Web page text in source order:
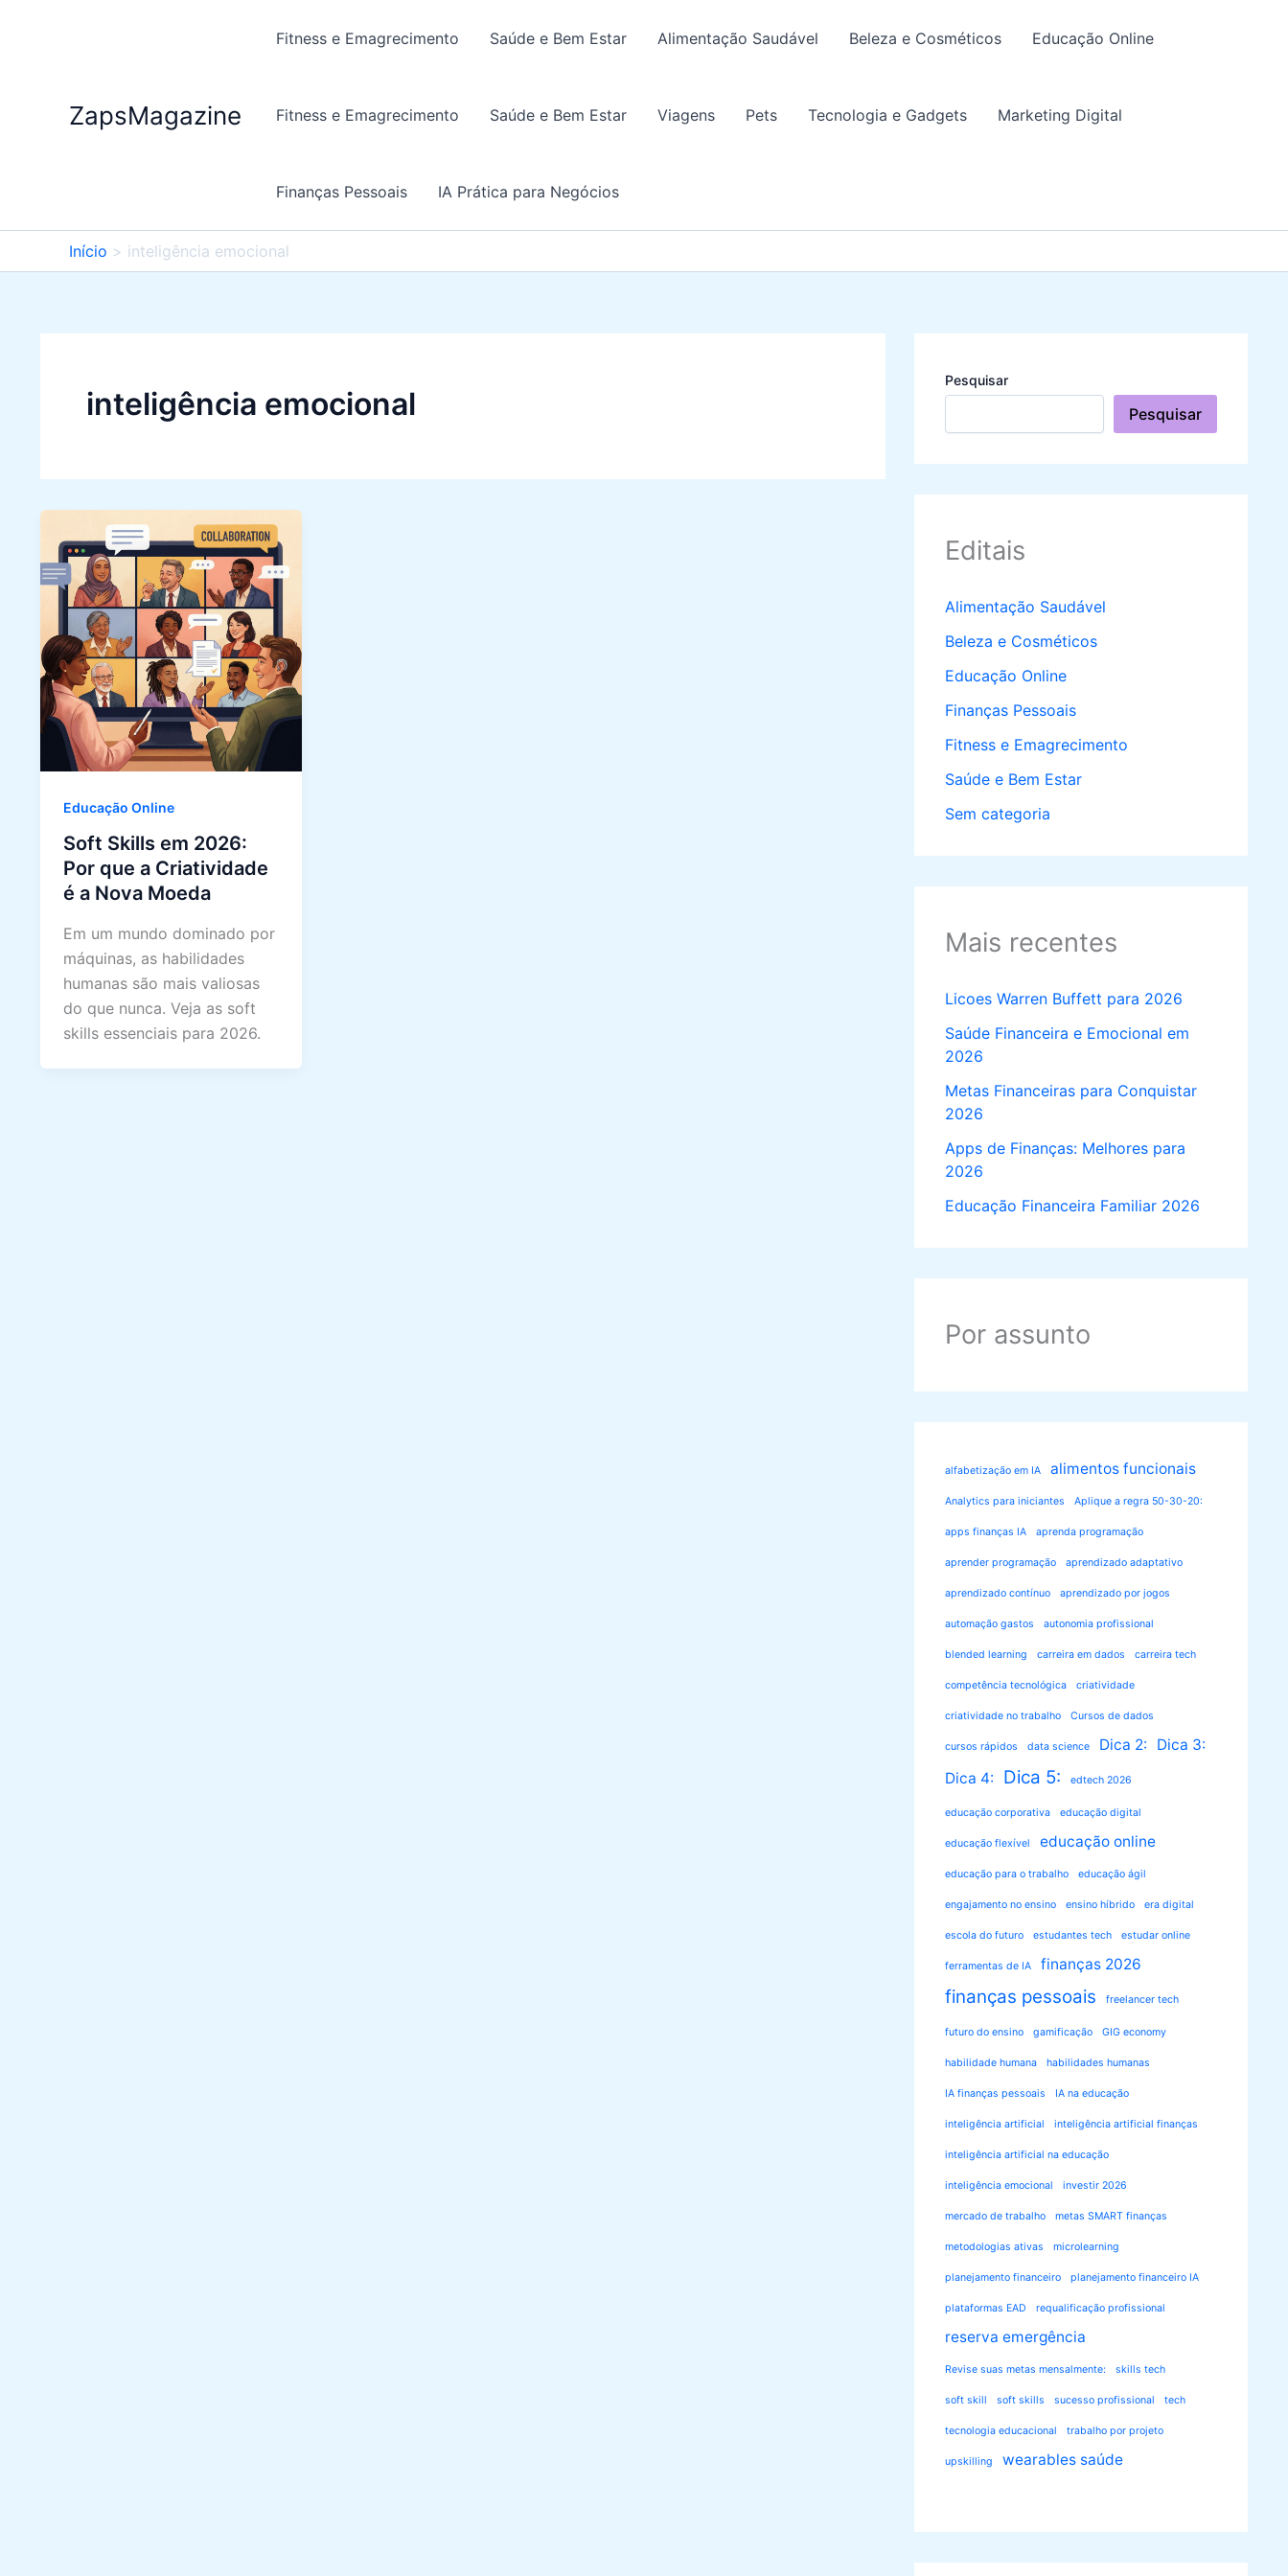
ZapsMagazine
Fitness e Emagrecimento Saúde e Bem Estar Alimentação Saudável Beleza e Cosméticos Educação Online
Fitness e Emagrecimento Saúde e Bem Estar Viagens Pets Tecnologia e Gadgets Marketing Digital
Finanças Pessoais IA Prática para Negócios
Início inteligência emocional
inteligência emocional
Educação Online
Soft Skills em 2026:
Por que a Criatividade
é a Nova Moeda
Em um mundo dominado por
máquinas, as habilidades
humanas são mais valiosas
do que nunca. Veja as soft
skills essenciais para 2026.
Pesquisar
Pesquisar
Editais
Alimentação Saudável
Beleza e Cosméticos
Educação Online
Finanças Pessoais
Fitness e Emagrecimento
Saúde e Bem Estar
Sem categoria
Mais recentes
Licoes Warren Buffett para 2026
Saúde Financeira e Emocional em
2026
Metas Financeiras para Conquistar
2026
Apps de Finanças: Melhores para
2026
Educação Financeira Familiar 2026
Por assunto
alfabetização em IA alimentos funcionais
Analytics para iniciantes Aplique a regra 50-30-20:
apps finanças IA aprenda programação
aprender programação aprendizado adaptativo
aprendizado contínuo aprendizado por jogos
automação gastos autonomia profissional
blended learning carreira em dados carreira tech
competência tecnológica criatividade
criatividade no trabalho Cursos de dados
cursos rápidos data science Dica 2:
Dica 3:
Dica 4:
Dica 5: edtech 2026
educação corporativa educação digital
educação flexível educação online
educação para o trabalho educação ágil
engajamento no ensino ensino híbrido era digital
escola do futuro estudantes tech estudar online
ferramentas de IA finanças 2026
finanças pessoais freelancer tech
futuro do ensino gamificação GIG economy
habilidade humana habilidades humanas
IA finanças pessoais IA na educação
inteligência artificial inteligência artificial finanças
inteligência artificial na educação
inteligência emocional investir 2026
mercado de trabalho metas SMART finanças
metodologias ativas microlearning
planejamento financeiro planejamento financeiro IA
plataformas EAD requalificação profissional
reserva emergência
Revise suas metas mensalmente: skills tech
soft skill soft skills sucesso profissional tech
tecnologia educacional trabalho por projeto
upskilling wearables saúde